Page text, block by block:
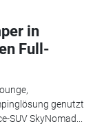
in
Full-
genutzt
SUV SkyNomad...